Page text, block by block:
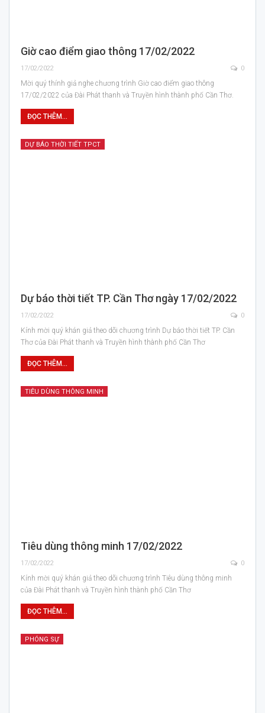
Giờ cao điểm giao thông 17/02/2022
17/02/2022 0
Mời quý thính giả nghe chương trình Giờ cao điểm giao thông
17/02/2022 của Đài Phát thanh và Truyền hình thành phố Cần Thơ.
ĐỌC THÊM...
DỰ BÁO THỜI TIẾT TPCT
Dự báo thời tiết TP. Cần Thơ ngày 17/02/2022
17/02/2022 0
Kính mời quý khán giả theo dõi chương trình Dự báo thời tiết TP. Cần
Thơ của Đài Phát thanh và Truyền hình thành phố Cần Thơ
ĐỌC THÊM...
TIÊU DÙNG THÔNG MINH
Tiêu dùng thông minh 17/02/2022
17/02/2022 0
Kính mời quý khán giả theo dõi chương trình Tiêu dùng thông minh
của Đài Phát thanh và Truyền hình thành phố Cần Thơ
ĐỌC THÊM...
PHÓNG SỰ